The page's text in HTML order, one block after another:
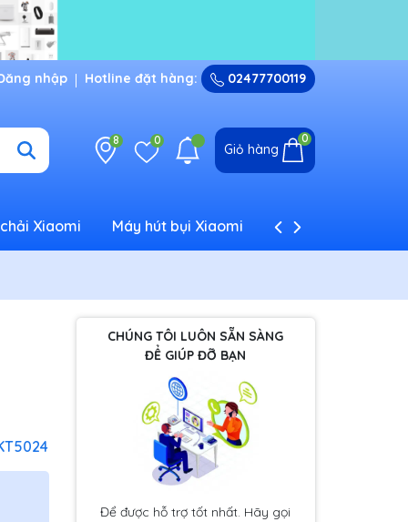
nhập Hotline đặt hàng: 02477700119
8 0
Giỏ hàng
0
Xiaomi Máy hút bụi Xiaomi Máy tạo ẩm Xiaomi
CHÚNG TÔI LUÔN SẴN SÀNG
ĐỂ GIÚP ĐỠ BẠN
Để được hỗ trợ tốt nhất. Hãy gọi